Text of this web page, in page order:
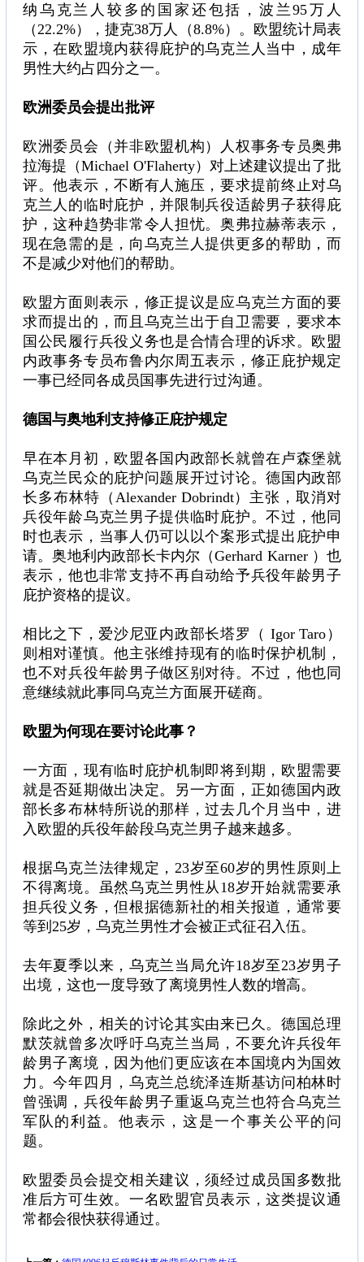
纳乌克兰人较多的国家还包括，波兰95万人
（22.2%），捷克38万人（8.8%）。欧盟统计局表
示，在欧盟境内获得庇护的乌克兰人当中，成年
男性大约占四分之一。
欧洲委员会提出批评
欧洲委员会（并非欧盟机构）人权事务专员奥弗
拉海提（Michael O'Flaherty）对上述建议提出了批
评。他表示，不断有人施压，要求提前终止对乌
克兰人的临时庇护，并限制兵役适龄男子获得庇
护，这种趋势非常令人担忧。奥弗拉赫蒂表示，
现在急需的是，向乌克兰人提供更多的帮助，而
不是减少对他们的帮助。
欧盟方面则表示，修正提议是应乌克兰方面的要
求而提出的，而且乌克兰出于自卫需要，要求本
国公民履行兵役义务也是合情合理的诉求。欧盟
内政事务专员布鲁内尔周五表示，修正庇护规定
一事已经同各成员国事先进行过沟通。
德国与奥地利支持修正庇护规定
早在本月初，欧盟各国内政部长就曾在卢森堡就
乌克兰民众的庇护问题展开过讨论。德国内政部
长多布林特（Alexander Dobrindt）主张，取消对
兵役年龄乌克兰男子提供临时庇护。不过，他同
时也表示，当事人仍可以以个案形式提出庇护申
请。奥地利内政部长卡内尔（Gerhard Karner ）也
表示，他也非常支持不再自动给予兵役年龄男子
庇护资格的提议。
相比之下，爱沙尼亚内政部长塔罗（ Igor Taro）
则相对谨慎。他主张维持现有的临时保护机制，
也不对兵役年龄男子做区别对待。不过，他也同
意继续就此事同乌克兰方面展开磋商。
欧盟为何现在要讨论此事？
一方面，现有临时庇护机制即将到期，欧盟需要
就是否延期做出决定。另一方面，正如德国内政
部长多布林特所说的那样，过去几个月当中，进
入欧盟的兵役年龄段乌克兰男子越来越多。
根据乌克兰法律规定，23岁至60岁的男性原则上
不得离境。虽然乌克兰男性从18岁开始就需要承
担兵役义务，但根据德新社的相关报道，通常要
等到25岁，乌克兰男性才会被正式征召入伍。
去年夏季以来，乌克兰当局允许18岁至23岁男子
出境，这也一度导致了离境男性人数的增高。
除此之外，相关的讨论其实由来已久。德国总理
默茨就曾多次呼吁乌克兰当局，不要允许兵役年
龄男子离境，因为他们更应该在本国境内为国效
力。今年四月，乌克兰总统泽连斯基访问柏林时
曾强调，兵役年龄男子重返乌克兰也符合乌克兰
军队的利益。他表示，这是一个事关公平的问
题。
欧盟委员会提交相关建议，须经过成员国多数批
准后方可生效。一名欧盟官员表示，这类提议通
常都会很快获得通过。